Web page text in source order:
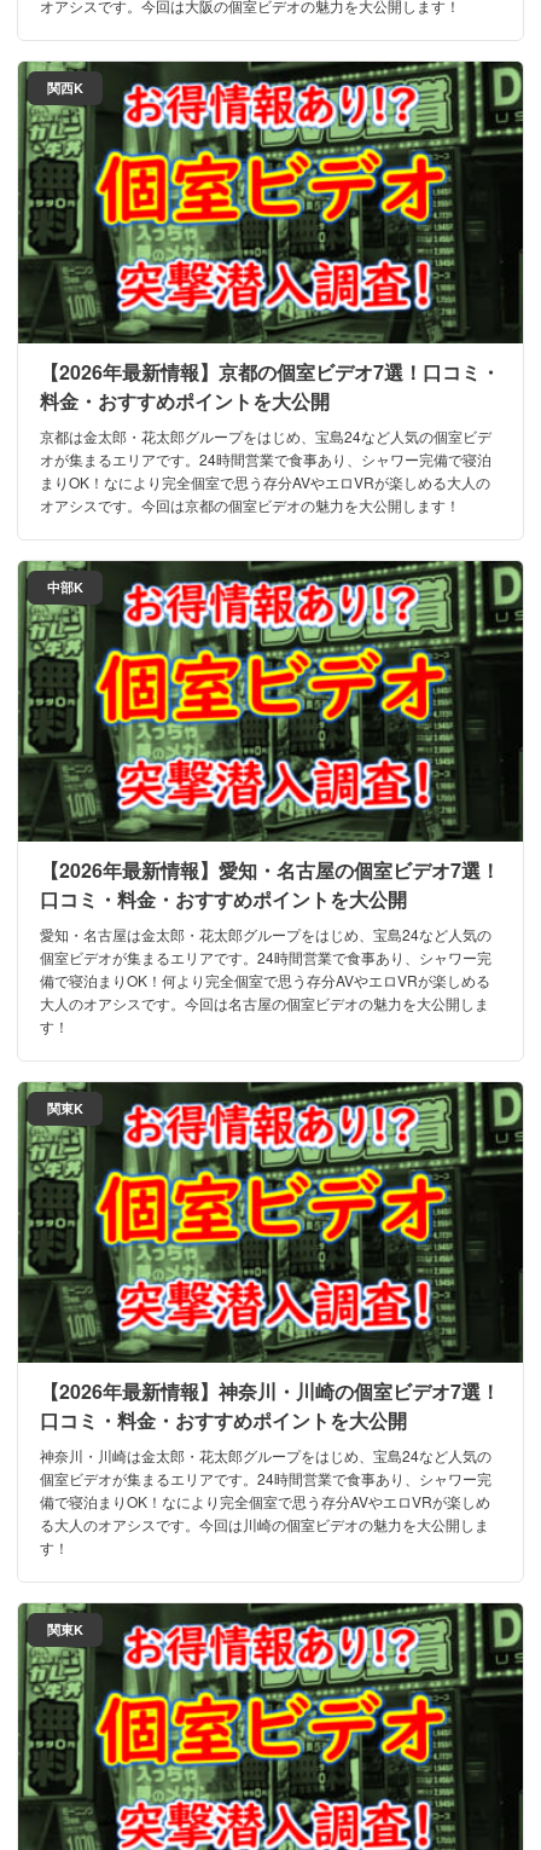
オアシスです。今回は大阪の個室ビデオの魅力を大公開します！
関西K
【2026年最新情報】京都の個室ビデオ7選！口コミ・
料金・おすすめポイントを大公開
京都は金太郎・花太郎グループをはじめ、宝島24など人気の個室ビデ
オが集まるエリアです。24時間営業で食事あり、シャワー完備で寝泊
まりOK！なにより完全個室で思う存分AVやエロVRが楽しめる大人の
オアシスです。今回は京都の個室ビデオの魅力を大公開します！
中部K
【2026年最新情報】愛知・名古屋の個室ビデオ7選！
口コミ・料金・おすすめポイントを大公開
愛知・名古屋は金太郎・花太郎グループをはじめ、宝島24など人気の
個室ビデオが集まるエリアです。24時間営業で食事あり、シャワー完
備で寝泊まりOK！何より完全個室で思う存分AVやエロVRが楽しめる
大人のオアシスです。今回は名古屋の個室ビデオの魅力を大公開しま
す！
関東K
【2026年最新情報】神奈川・川崎の個室ビデオ7選！
口コミ・料金・おすすめポイントを大公開
神奈川・川崎は金太郎・花太郎グループをはじめ、宝島24など人気の
個室ビデオが集まるエリアです。24時間営業で食事あり、シャワー完
備で寝泊まりOK！なにより完全個室で思う存分AVやエロVRが楽しめ
る大人のオアシスです。今回は川崎の個室ビデオの魅力を大公開しま
す！
関東K